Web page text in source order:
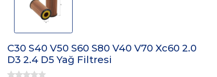
C30 S40 V50 S60 S80 V40 V70 Xc60 2.0
D3 2.4 D5 Yağ Filtresi